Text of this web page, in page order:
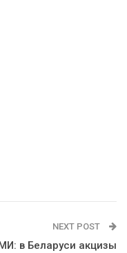
NEXT POST
в Беларуси акцизы